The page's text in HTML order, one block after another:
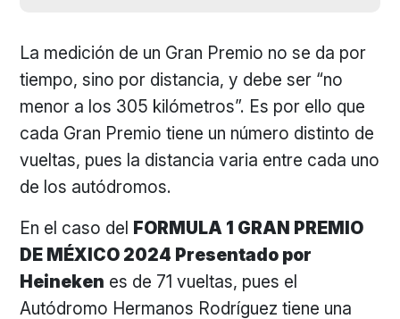
La medición de un Gran Premio no se da por
tiempo, sino por distancia, y debe ser “no
menor a los 305 kilómetros”. Es por ello que
cada Gran Premio tiene un número distinto de
vueltas, pues la distancia varia entre cada uno
de los autódromos.
En el caso del FORMULA 1 GRAN PREMIO
DE MÉXICO 2024 Presentado por
Heineken es de 71 vueltas, pues el
Autódromo Hermanos Rodríguez tiene una